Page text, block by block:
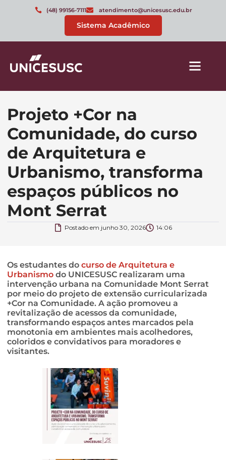
(48) 99156-7111 atendimento@unicesusc.edu.br
Sistema Acadêmico
Projeto +Cor na
Comunidade, do curso
de Arquitetura e
Urbanismo, transforma
espaços públicos no
Mont Serrat
Postado em junho 30, 2026 14:06
Os estudantes do curso de Arquitetura e
Urbanismo do UNICESUSC realizaram uma
intervenção urbana na Comunidade Mont Serrat
por meio do projeto de extensão curricularizada
+Cor na Comunidade. A ação promoveu a
revitalização de acessos da comunidade,
transformando espaços antes marcados pela
monotonia em ambientes mais acolhedores,
coloridos e convidativos para moradores e
visitantes.